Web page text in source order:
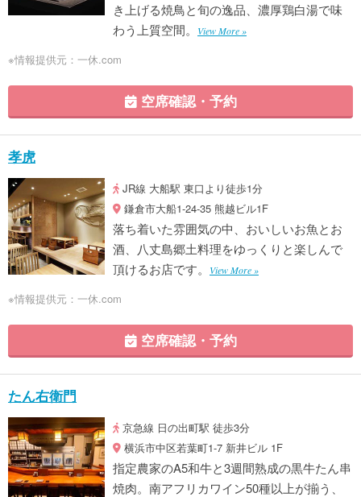
き上げる焼鳥と旬の逸品、濃厚鶏白湯で味
わう上質空間。
View More »
※情報提供元：一休.com
空席確認・予約
孝虎
JR線 大船駅 東口より徒歩1分
鎌倉市大船1-24-35 熊越ビル1F
落ち着いた雰囲気の中、おいしいお魚とお
酒、八丈島郷土料理をゆっくりと楽しんで
頂けるお店です。
View More »
※情報提供元：一休.com
空席確認・予約
たん右衛門
京急線 日の出町駅 徒歩3分
横浜市中区若葉町1-7 新井ビル 1F
指定農家のA5和牛と3週間熟成の黒牛たん串
焼肉。南アフリカワイン50種以上が揃う、